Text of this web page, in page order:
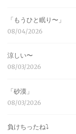
「もうひと眠り〜」
08/04/2026
涼しい〜
08/03/2026
「砂漠」
08/03/2026
負けちったね⤵︎